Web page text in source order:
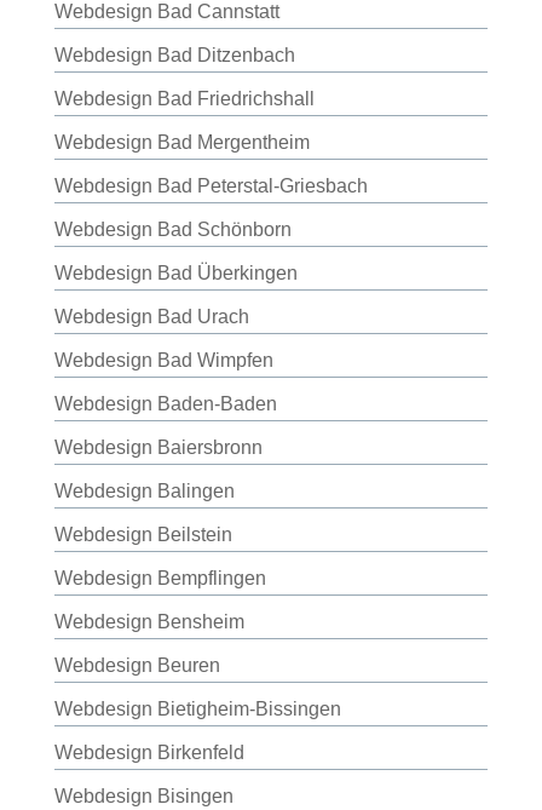
Webdesign Bad Cannstatt
Webdesign Bad Ditzenbach
Webdesign Bad Friedrichshall
Webdesign Bad Mergentheim
Webdesign Bad Peterstal-Griesbach
Webdesign Bad Schönborn
Webdesign Bad Überkingen
Webdesign Bad Urach
Webdesign Bad Wimpfen
Webdesign Baden-Baden
Webdesign Baiersbronn
Webdesign Balingen
Webdesign Beilstein
Webdesign Bempflingen
Webdesign Bensheim
Webdesign Beuren
Webdesign Bietigheim-Bissingen
Webdesign Birkenfeld
Webdesign Bisingen